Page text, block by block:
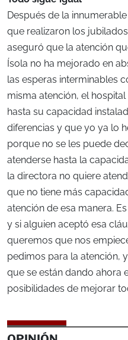
Después de la
que realizaron los
aseguró que la atención
Ísola no ha mejorado en
las esperas interminables
misma atención, el
hasta su capacidad
diferencias y que yo ya lo
porque no se les puede
atenderse hasta la
la directora no quiere
que no tiene más
atención de esa manera.
y si alguien aceptó esa
queremos que nos
pedimos para la atención,
que se están dando ahora
posibilidades de mejorar